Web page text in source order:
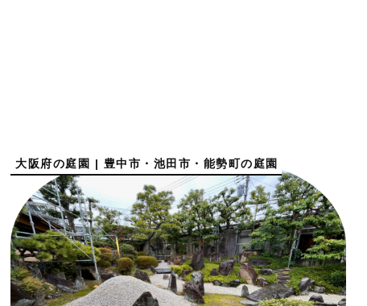
大阪府の庭園 | 豊中市・池田市・能勢町の庭園